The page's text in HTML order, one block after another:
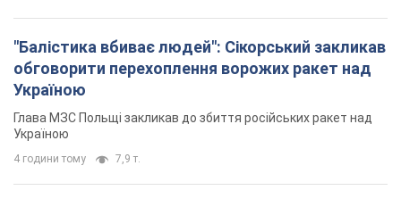
"Балістика вбиває людей": Сікорський закликав
обговорити перехоплення ворожих ракет над
Україною
Глава МЗС Польщі закликав до збиття російських ракет над
Україною
4 години тому 7,9 т.